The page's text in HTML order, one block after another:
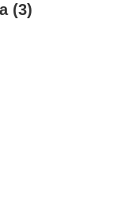
(3)